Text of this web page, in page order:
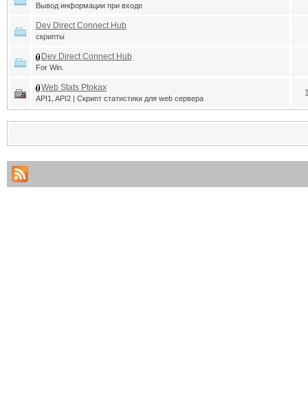
Вывод информации при входе
Dev Direct Connect Hub
скрипты
Dev Direct Connect Hub
For Win.
Web Stats Ptokax
API1, API2 | Скрипт статистики для web сервера